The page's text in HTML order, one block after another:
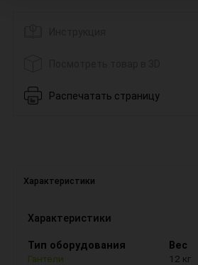
Распечатать страницу
Характеристики
Характеристики
Тип оборудования
Гантели
Вес
12 кг